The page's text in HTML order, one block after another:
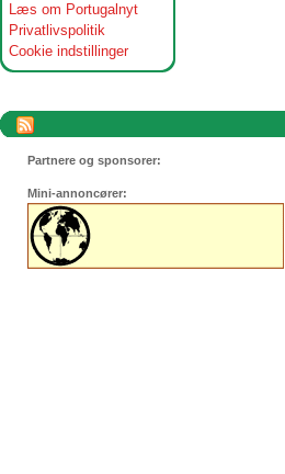
Læs om Portugalnyt
Privatlivspolitik
Cookie indstillinger
Partnere og sponsorer:
Mini-annoncører: